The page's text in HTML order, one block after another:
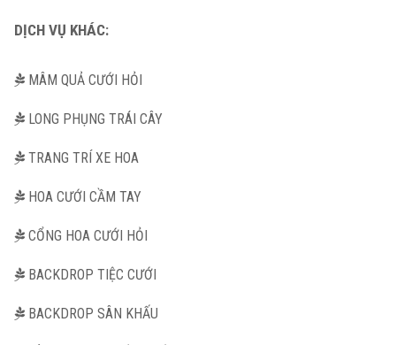
DỊCH VỤ KHÁC:
MÂM QUẢ CƯỚI HỎI
LONG PHỤNG TRÁI CÂY
TRANG TRÍ XE HOA
HOA CƯỚI CẦM TAY
CỔNG HOA CƯỚI HỎI
BACKDROP TIỆC CƯỚI
BACKDROP SÂN KHẤU